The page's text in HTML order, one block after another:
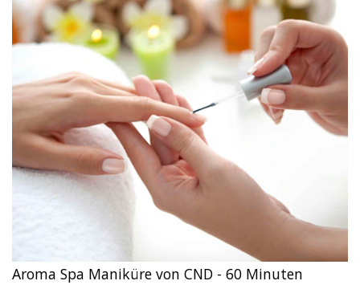
Aroma Spa Maniküre von CND - 60 Minuten